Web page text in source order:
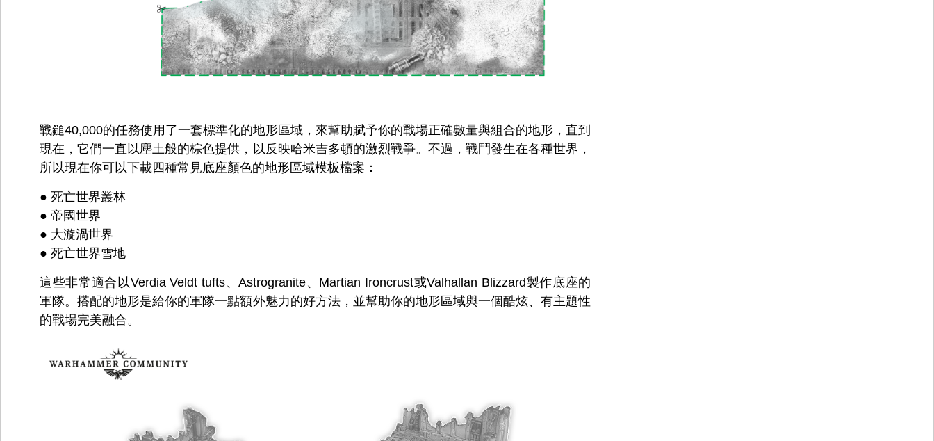
戰鎚40,000的任務使用了一套標準化的地形區域，來幫助賦予你的戰場正確數量與組合的地形，直到
現在，它們一直以塵土般的棕色提供，以反映哈米吉多頓的激烈戰爭。不過，戰鬥發生在各種世界，
所以現在你可以下載四種常見底座顏色的地形區域模板檔案：
● 死亡世界叢林
● 帝國世界
● 大漩渦世界
● 死亡世界雪地
這些非常適合以Verdia Veldt tufts、Astrogranite、Martian Ironcrust或Valhallan Blizzard製作底座的
軍隊。搭配的地形是給你的軍隊一點額外魅力的好方法，並幫助你的地形區域與一個酷炫、有主題性
的戰場完美融合。